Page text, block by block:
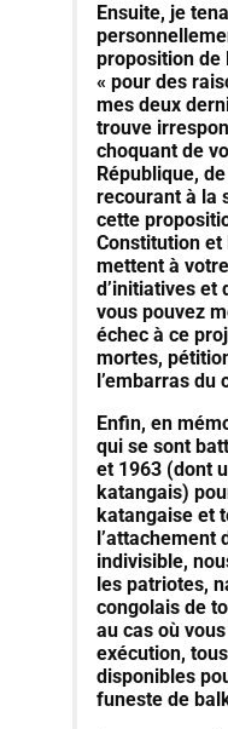
Ensuite, je
proposition de
« pour des
mes deux
trouve
choquant de
République,
recourant à la
cette
Constitution et
mettent à
d’initiatives et
vous pouvez
échec à ce
mortes,
l’embarras du
Enfin, en
qui se sont
et 1963 (dont
katangais)
katangaise et
l’attachement
indivisible,
les patriotes,
congolais de
au cas où
exécution,
disponibles
funeste de